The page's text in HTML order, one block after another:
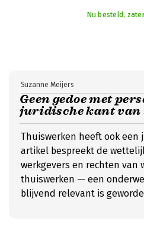
Nu besteld,
Geen gedoe met
juridische kant
Suzanne Meijers
Thuiswerken heeft ook een
artikel bespreekt de
werkgevers en rechten van
thuiswerken — een
blijvend relevant is